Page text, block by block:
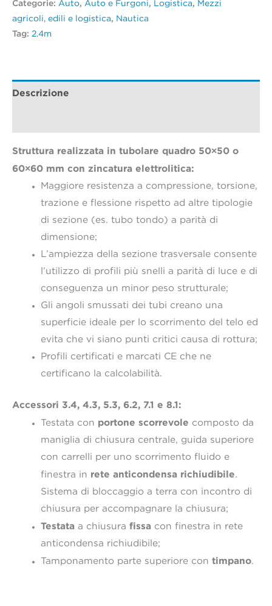
Categorie: Auto, Auto e Furgoni, Logistica, Mezzi
agricoli, edili e logistica, Nautica
Tag: 2.4m
Descrizione
Struttura realizzata in tubolare quadro 50×50 o
60×60 mm con zincatura elettrolitica:
Maggiore resistenza a compressione, torsione,
trazione e flessione rispetto ad altre tipologie
di sezione (es. tubo tondo) a parità di
dimensione;
L’ampiezza della sezione trasversale consente
l’utilizzo di profili più snelli a parità di luce e di
conseguenza un minor peso strutturale;
Gli angoli smussati dei tubi creano una
superficie ideale per lo scorrimento del telo ed
evita che vi siano punti critici causa di rottura;
Profili certificati e marcati CE che ne
certificano la calcolabilità.
Accessori 3.4, 4.3, 5.3, 6.2, 7.1 e 8.1:
Testata con portone scorrevole composto da
maniglia di chiusura centrale, guida superiore
con carrelli per uno scorrimento fluido e
finestra in rete anticondensa richiudibile.
Sistema di bloccaggio a terra con incontro di
chiusura per accompagnare la chiusura;
Testata a chiusura fissa con finestra in rete
anticondensa richiudibile;
Tamponamento parte superiore con timpano.